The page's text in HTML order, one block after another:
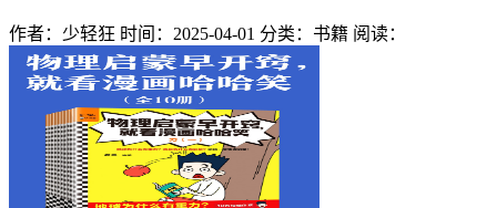
作者：少轻狂 时间：2025-04-01 分类：书籍 阅读：